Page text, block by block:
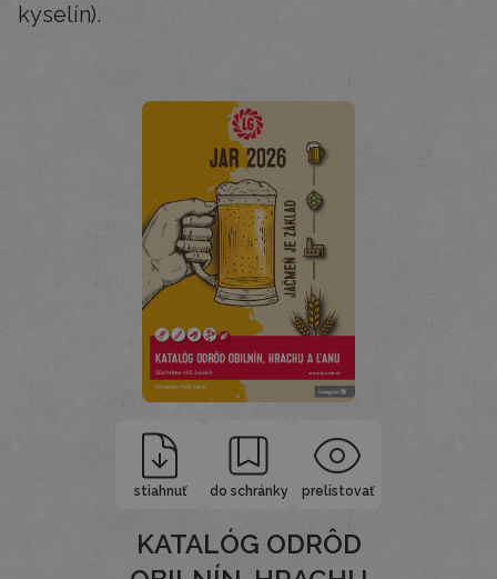
kyselín).
stiahnuť do schránky prelistovať
KATALÓG ODRÔD